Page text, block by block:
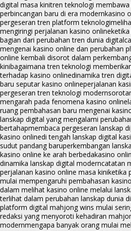
digital masa kinitren teknologi
perbincangan baru di era modernkasino
pergeseran tren platform teknologi
mengiringi perjalanan kasino online
bagian dari perubahan tren dunia digital
mengenai kasino online dan perubahan
online kembali disorot dalam
kinibagaimana tren teknologi
terhadap kasino onlinedinamika tren
baru seputar kasino onlineperjalanan
pergeseran tren teknologi modern
mengarah pada fenomena kasino online
ruang pembahasan baru mengenai
lanskap digital yang mengalami
bertahapmembaca pergeseran lanskap
kasino onlinedi tengah lanskap digital
sudut pandang baruperkembangan
kasino online ke arah berbedakasino
dinamika lanskap digital moderncatatan
perjalanan kasino online masa kiniketika
mulai mempengaruhi pembahasan
dalam melihat kasino online melalui
terlihat dalam perubahan lanskap dunia
platform digital mahjong wins mulai
redaksi yang menyoroti kehadiran
modernmengapa banyak orang mulai